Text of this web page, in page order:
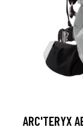
ARC'TERYX